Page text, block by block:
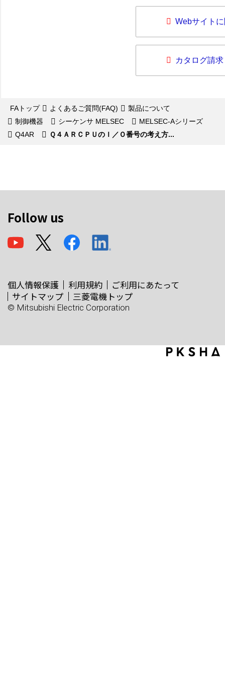
Webサイト
カタログ請求
FAトップ よくあるご質問(FAQ)
製品について
制御機器
シーケンサ MELSEC
MELSEC-Aシリーズ
Q4AR
Ｑ４ＡＲＣＰＵのＩ／Ｏ番号の考え方...
Follow us
個人情報保護 利用規約
ご利用にあたって
サイトマップ
三菱電機トップ
© Mitsubishi Electric Corporation